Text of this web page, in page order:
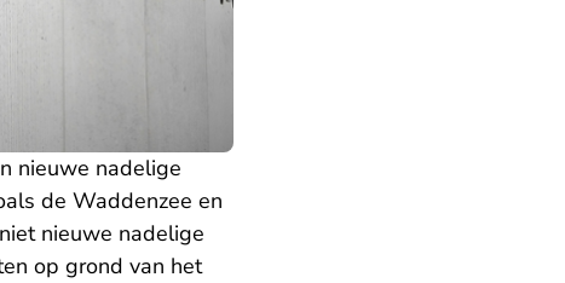
nieuwe nadelige
de Waddenzee en
nieuwe nadelige
op grond van het